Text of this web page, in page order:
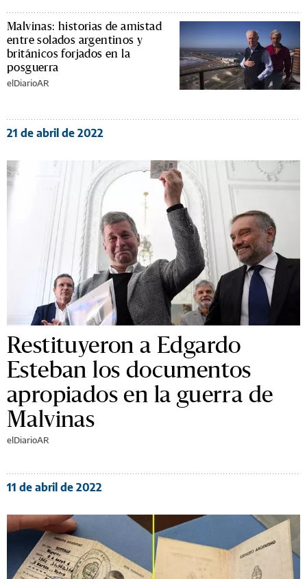
Malvinas: historias de amistad
entre solados argentinos y
británicos forjados en la
posguerra
elDiarioAR
21 de abril de 2022
Restituyeron a Edgardo
Esteban los documentos
apropiados en la guerra de
Malvinas
elDiarioAR
11 de abril de 2022